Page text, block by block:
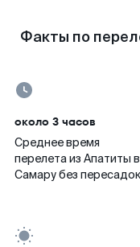
Факты по
около 3 часов
Среднее время
перелета из Апатиты в
Самару без пересадок